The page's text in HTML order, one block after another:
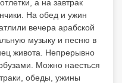
а на завтрак
На обед и ужин
вечера арабской
музыку и песню в
живота. Непрерывно
Можно наесться
обеды, ужины